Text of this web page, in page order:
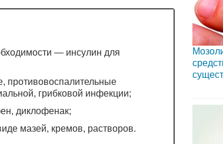
— инсулин для
противовоспалительные
грибковой инфекции;
диклофенак;
мазей, кремов, растворов.